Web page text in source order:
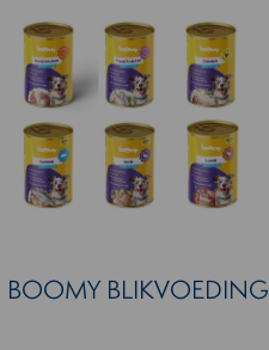
BOOMY BLIKVOEDING